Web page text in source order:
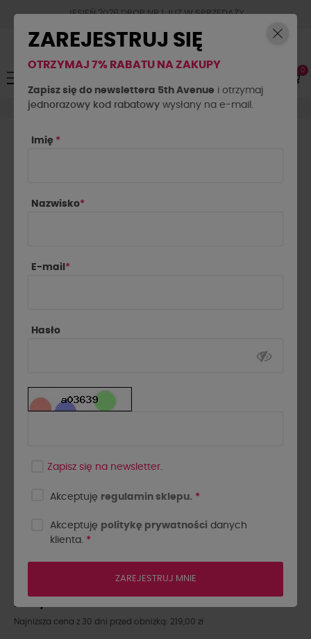
JESIEŃ 2026 DROP NR.1 JUZ W SPRZEDAŻY
Toggle
navigation
☰ 0
Koszule Koszula flanelowa w kratę La Milla czerwona
KOSZULA FLANELOWA W
KRATĘ LA MILLA CZERWONA
219,00 zł
Najniższa cena z 30 dni przed obniżką: 219,00 zł
ZAREJESTRUJ SIĘ
OTRZYMAJ 7% RABATU NA ZAKUPY
Zapisz się do newslettera 5th Avenue i otrzymaj
jednorazowy kod rabatowy wysłany na e-mail.
Imię *
Nazwisko*
E-mail *
Hasło
Zapisz się na newsletter.
Akceptuję regulamin sklepu. *
Akceptuję politykę prywatności danych
klienta. *
ZAREJESTRUJ MNIE